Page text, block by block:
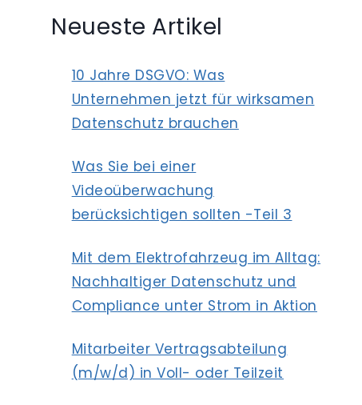
Neueste Artikel
10 Jahre DSGVO: Was
Unternehmen jetzt für wirksamen
Datenschutz brauchen
Was Sie bei einer
Videoüberwachung
berücksichtigen sollten -Teil 3
Mit dem Elektrofahrzeug im Alltag:
Nachhaltiger Datenschutz und
Compliance unter Strom in Aktion
Mitarbeiter Vertragsabteilung
(m/w/d) in Voll- oder Teilzeit